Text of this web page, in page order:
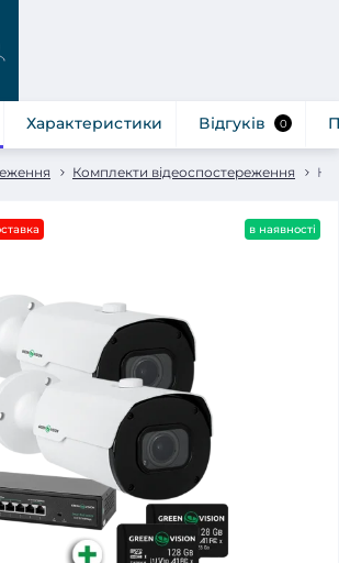
Комплекти відеоспостереження
Характеристики Відгуків 0
в наявності